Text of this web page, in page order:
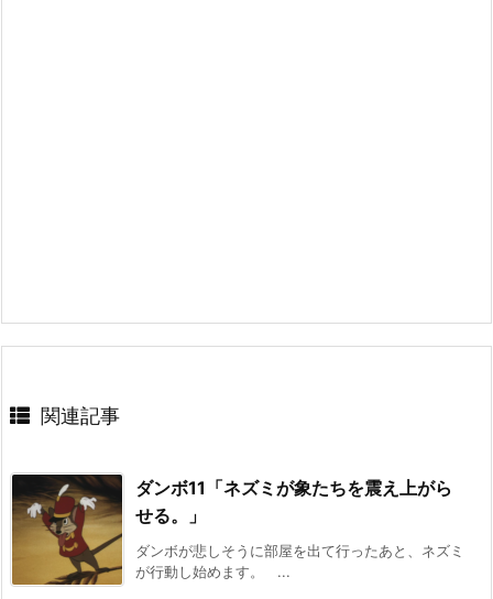
関連記事
ダンボ11「ネズミが象たちを震え上がら
せる。」
ダンボが悲しそうに部屋を出て行ったあと、ネズミ
が行動し始めます。 ...